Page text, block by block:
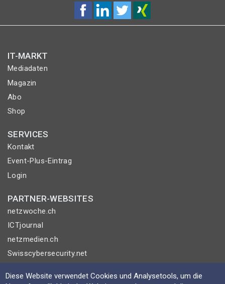
IT-MARKT
Mediadaten
Magazin
Abo
Shop
SERVICES
Kontakt
Event-Plus-Eintrag
Login
PARTNER-WEBSITES
netzwoche.ch
ICTjournal
netzmedien.ch
Swisscybersecurity.net
© NETZMEDIEN AG 2026
Diese Website verwendet Cookies und Analysetools, um die